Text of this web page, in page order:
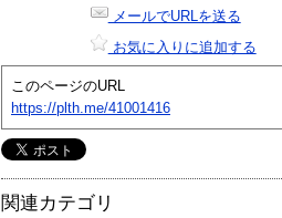
メールでURLを送る
お気に入りに追加する
このページのURL
https://plth.me/41001416
関連カテゴリ